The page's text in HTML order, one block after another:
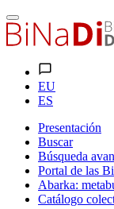
EU
ES
Presentación
Buscar
Búsqueda
Portal de las
Abarka:
Catálogo